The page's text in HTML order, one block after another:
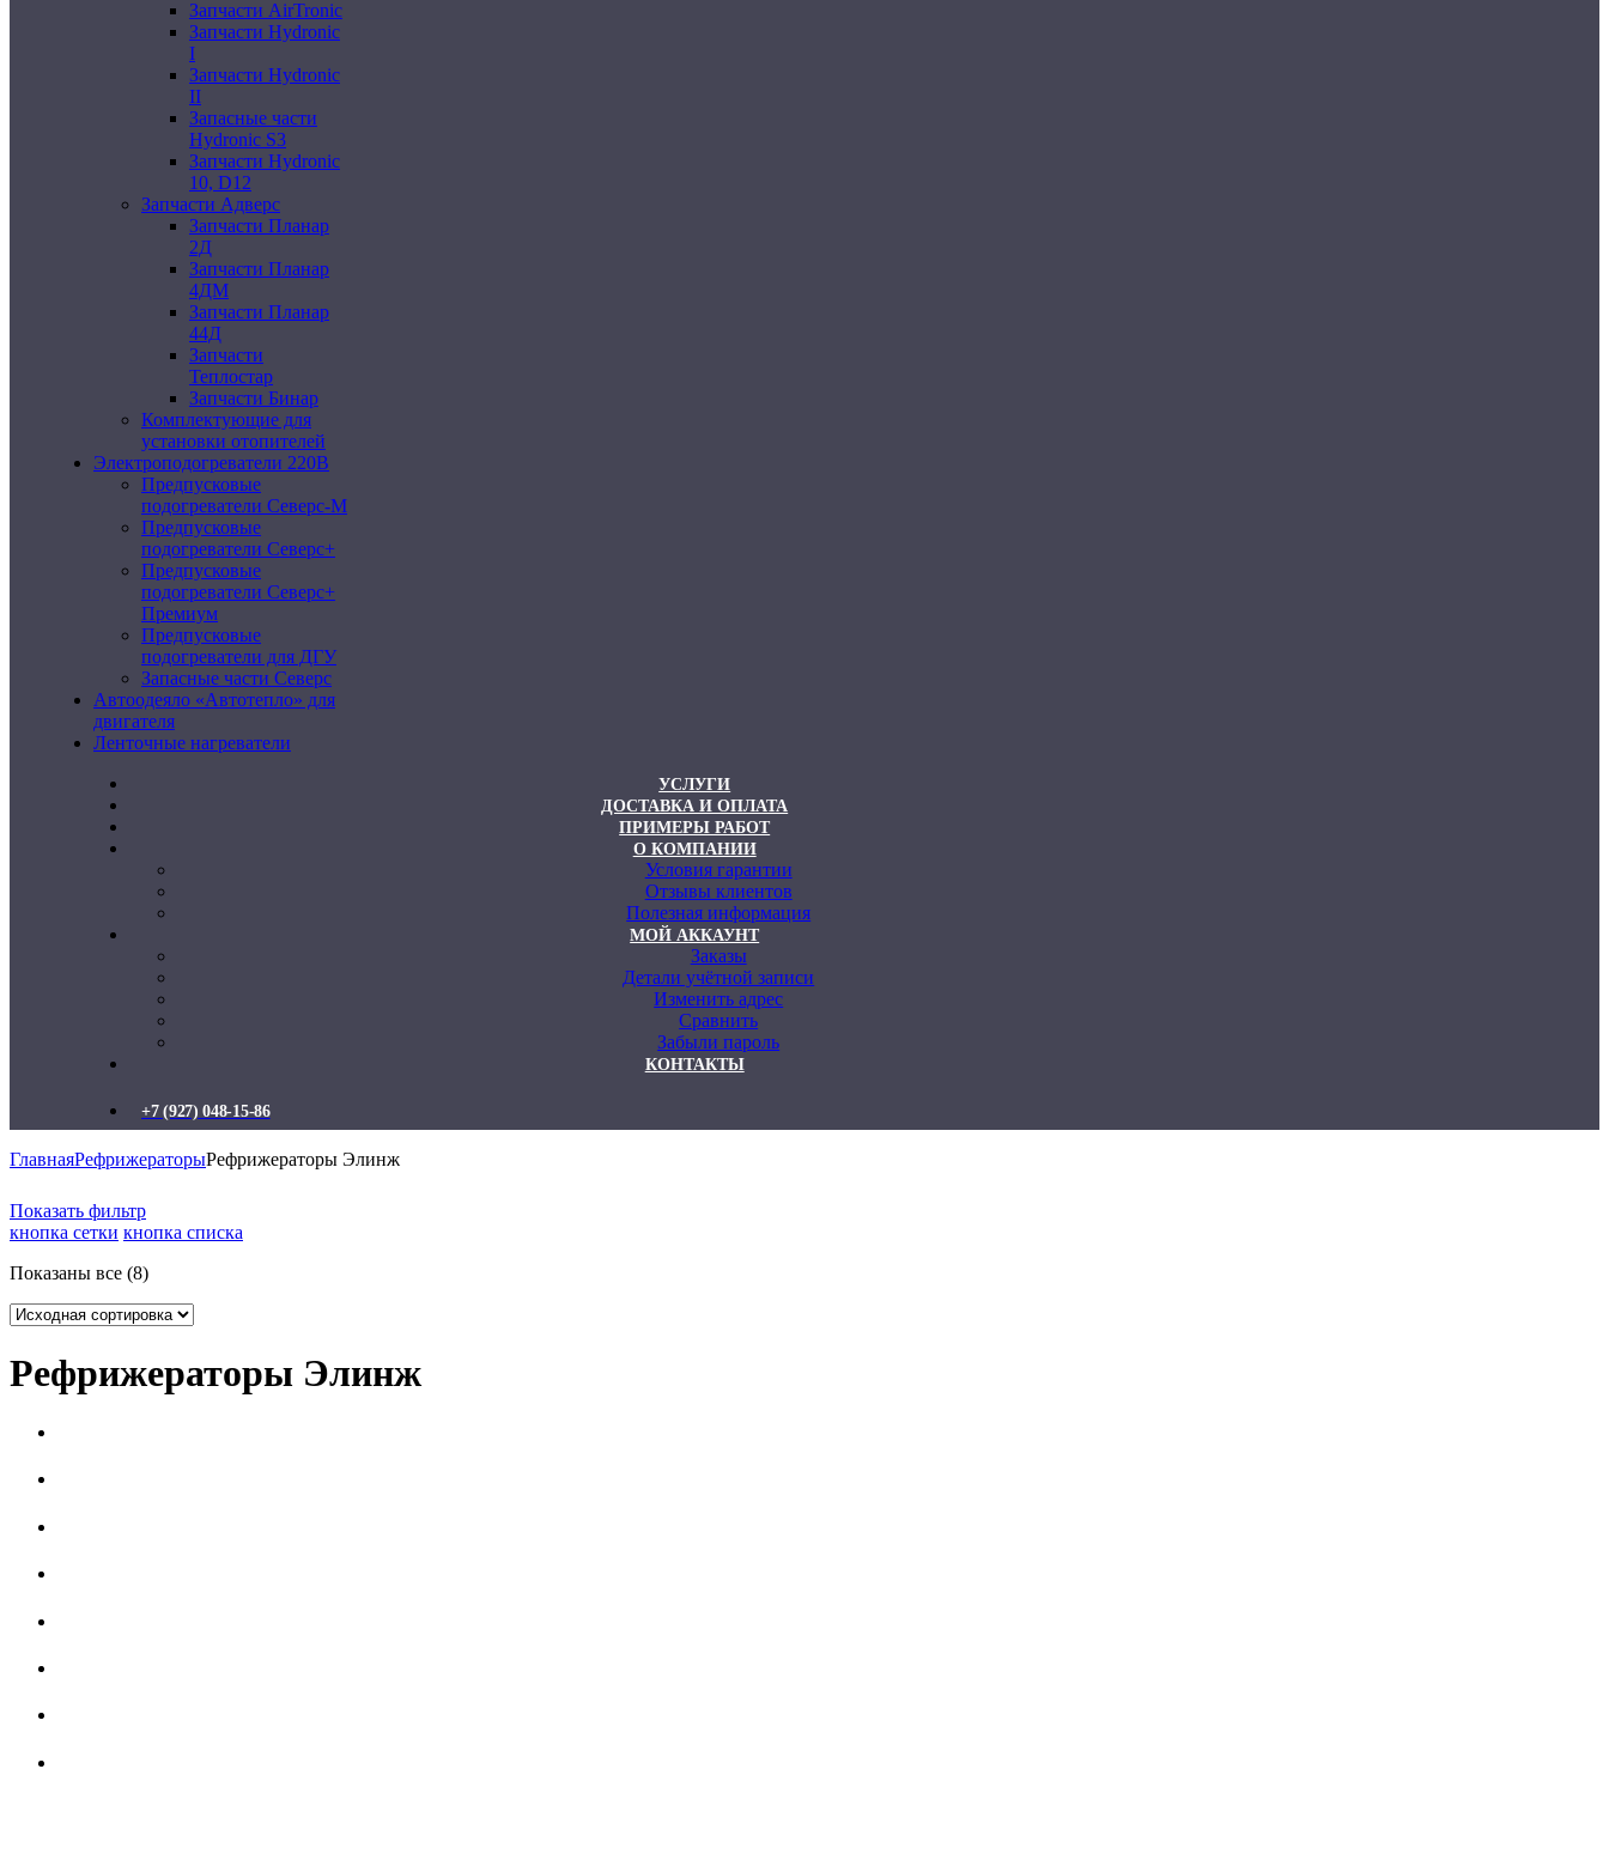
Запчасти AirTronic
Запчасти Hydronic
I
Запчасти Hydronic
II
Запасные части
Hydronic S3
Запчасти Hydronic
10, D12
Запчасти Адверс
Запчасти Планар
2Д
Запчасти Планар
4ДМ
Запчасти Планар
44Д
Запчасти
Теплостар
Запчасти Бинар
Комплектующие для
установки отопителей
Электроподогреватели 220В
Предпусковые
подогреватели Северс-М
Предпусковые
подогреватели Северс+
Предпусковые
подогреватели Северс+
Премиум
Предпусковые
подогреватели для ДГУ
Запасные части Северс
Автоодеяло «Автотепло» для
двигателя
Ленточные нагреватели
УСЛУГИ
ДОСТАВКА И ОПЛАТА
ПРИМЕРЫ РАБОТ
О КОМПАНИИ
Условия гарантии
Отзывы клиентов
Полезная информация
МОЙ АККАУНТ
Заказы
Детали учётной записи
Изменить адрес
Сравнить
Забыли пароль
КОНТАКТЫ
+7 (927) 048-15-86
ГлавнаяРефрижераторыРефрижераторы Элинж
Показать фильтр
кнопка сетки кнопка списка
Показаны все (8)
Рефрижераторы Элинж